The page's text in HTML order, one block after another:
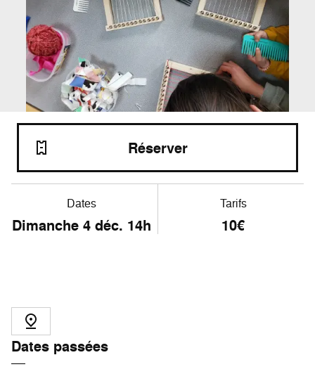
Dates
Dimanche 4 déc. 14h
Tarifs
10€
Réserver
Dates passées